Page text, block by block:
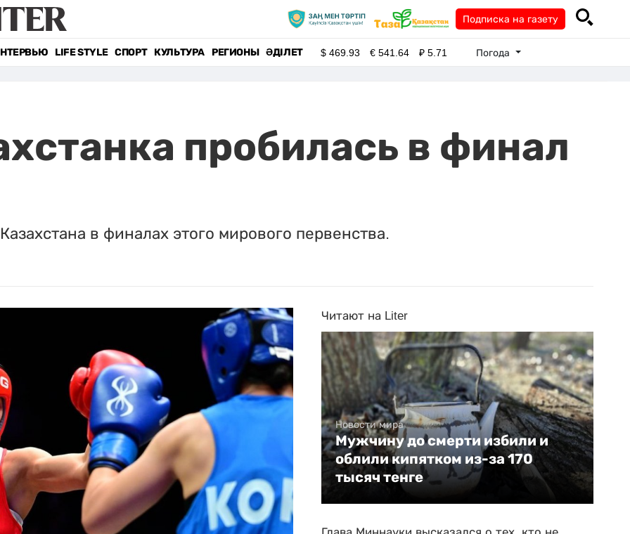
Подписка на газету
LIFE STYLE СПОРТ КУЛЬТУРА РЕГИОНЫ ӘДІЛЕТ $469.93 €541.64 ₽5.71 Погода
пробилась в финал
в финалах этого мирового первенства.
Читают на Liter
Новости мира
Мужчину до смерти избили и
облили кипятком из-за 170
тысяч тенге